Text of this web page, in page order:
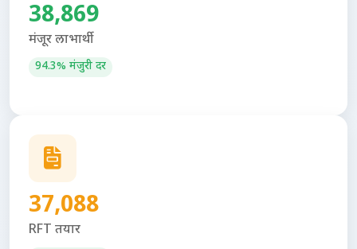
38,869
मंजूर लाभार्थी
94.3% मंजुरी दर
37,088
RFT तयार